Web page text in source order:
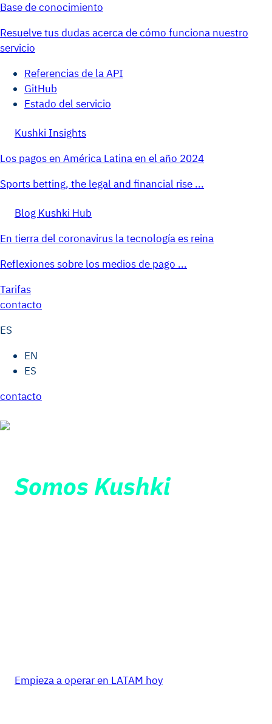
Base de conocimiento
Resuelve tus dudas acerca de cómo funciona nuestro
servicio
Referencias de la API
GitHub
Estado del servicio
Kushki Insights
Los pagos en América Latina en el año 2024
Sports betting, the legal and financial rise ...
Blog Kushki Hub
En tierra del coronavirus la tecnología es reina
Reflexiones sobre los medios de pago ...
Tarifas
contacto
ES
EN
ES
contacto
Somos Kushki
Empieza a operar en LATAM hoy